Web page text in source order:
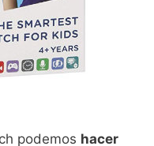
podemos hacer